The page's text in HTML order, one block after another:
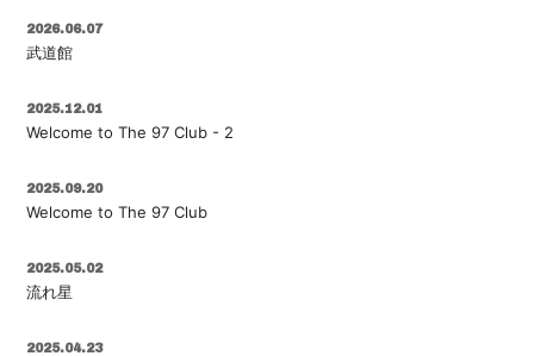
2026.06.07
武道館
2025.12.01
Welcome to The 97 Club - 2
2025.09.20
Welcome to The 97 Club
2025.05.02
流れ星
2025.04.23